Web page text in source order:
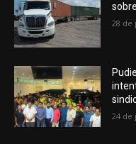
28 de
24 de